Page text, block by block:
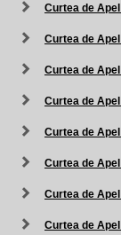
Curtea de Apel
Curtea de
Curtea de
Curtea de
Curtea de Apel
Curtea de Apel
Curtea de Apel
Curtea de